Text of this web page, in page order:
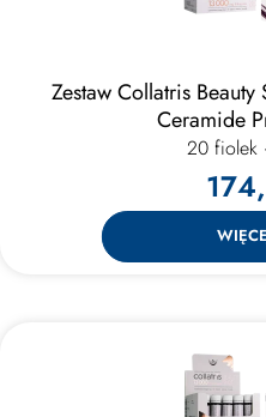
Zestaw Collatris
Ceramide
20 fiolek